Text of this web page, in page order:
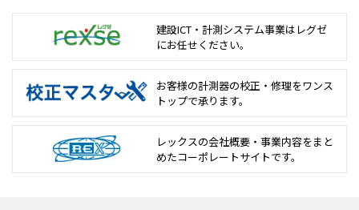
建設ICT・計測システム事業は レグゼ
にお任せください。
お客様の計測器の校正・修理をワンス
トップで承ります。
レックスの会社概要・事業内容をまと
めたコーポレートサイトです。